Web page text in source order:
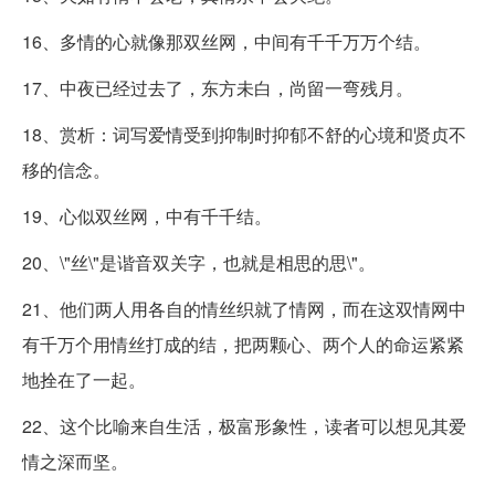
16、多情的心就像那双丝网，中间有千千万万个结。
17、中夜已经过去了，东方未白，尚留一弯残月。
18、赏析：词写爱情受到抑制时抑郁不舒的心境和贤贞不
移的信念。
19、心似双丝网，中有千千结。
20、\"丝\"是谐音双关字，也就是相思的思\"。
21、他们两人用各自的情丝织就了情网，而在这双情网中
有千万个用情丝打成的结，把两颗心、两个人的命运紧紧
地拴在了一起。
22、这个比喻来自生活，极富形象性，读者可以想见其爱
情之深而坚。